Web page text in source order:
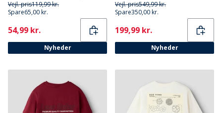
Vejl. pris119,99 kr.
Spare65,00 kr.
Current
54,99 kr.
Nyheder
Vejl. pris549,99 kr.
Spare350,00 kr.
Current
199,99 kr.
Nyheder